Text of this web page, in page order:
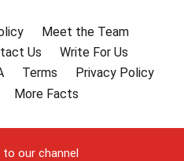
Meet the Team
Us
Write For Us
Terms
Privacy Policy
More Facts
to our channel